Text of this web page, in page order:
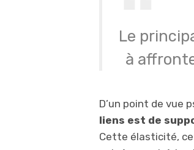
Le
à
D’un point de vue
liens est de
Cette élasticité,